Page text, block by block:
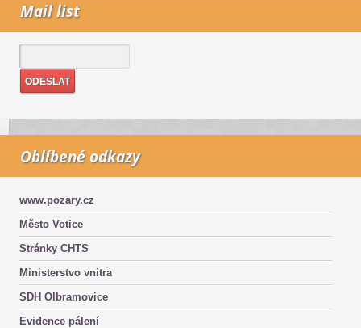
Mail list
Oblíbené odkazy
www.pozary.cz
Město Votice
Stránky CHTS
Ministerstvo vnitra
SDH Olbramovice
Evidence pálení